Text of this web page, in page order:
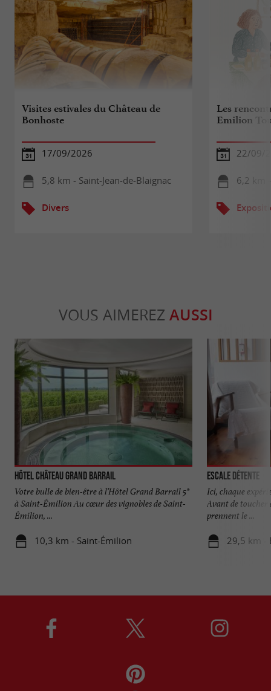
Visites estivales du Château de
Bonhoste
17/09/2026
5,8 km - Saint-Jean-de-Blaignac
Divers
Les
Emilion
22/09/
6,2 km
VOUS AIMEREZ AUSSI
Hôtel Château Grand Barrail
Votre bulle de bien-être à l’Hôtel Grand Barrail 5*
à Saint-Émilion Au cœur des vignobles de Saint-
Émilion, ...
10,3 km - Saint-Émilion
Escale Détente
Ici, chaque
Avant de toucher
prennent le ...
29,5 km -